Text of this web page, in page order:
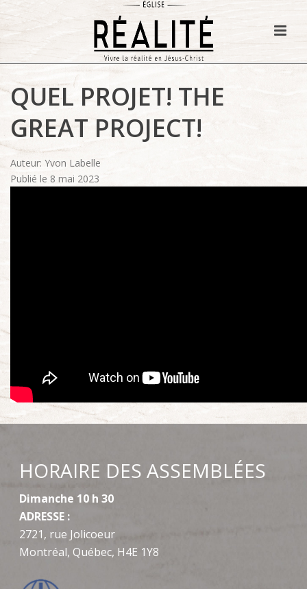
QUEL PROJET! THE
GREAT PROJECT!
Auteur: Yvon Labelle
Publié le 8 mai 2023
HORAIRE DES ASSEMBLÉES
Dimanche 10 h 30
ADRESSE :
2721, rue Jolicoeur
Montréal, Québec, H4E 1Y8